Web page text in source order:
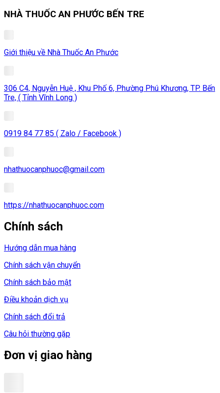
NHÀ THUỐC AN PHƯỚC BẾN TRE
Giới thiệu về Nhà Thuốc An Phước
306 C4, Nguyễn Huệ , Khu Phố 6, Phường Phú Khương, TP. Bến
Tre, ( Tỉnh Vĩnh Long )
0919 84 77 85 ( Zalo / Facebook )
nhathuocanphuoc@gmail.com
https://nhathuocanphuoc.com
Chính sách
Hướng dẫn mua hàng
Chính sách vận chuyển
Chính sách bảo mật
Điều khoản dịch vụ
Chính sách đổi trả
Câu hỏi thường gặp
Đơn vị giao hàng